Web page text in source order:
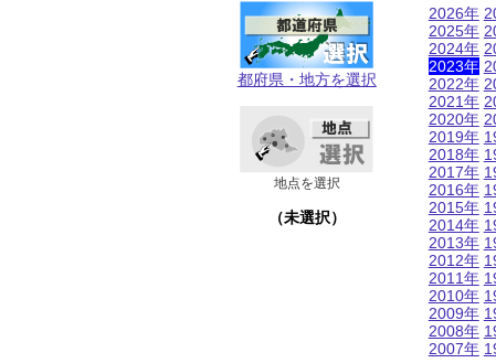
都府県・地方を選択
地点を選択
（未選択）
2026年
2025年
2024年
2023年
2022年
2021年
2020年
2019年
2018年
2017年
2016年
2015年
2014年
2013年
2012年
2011年
2010年
2009年
2008年
2007年